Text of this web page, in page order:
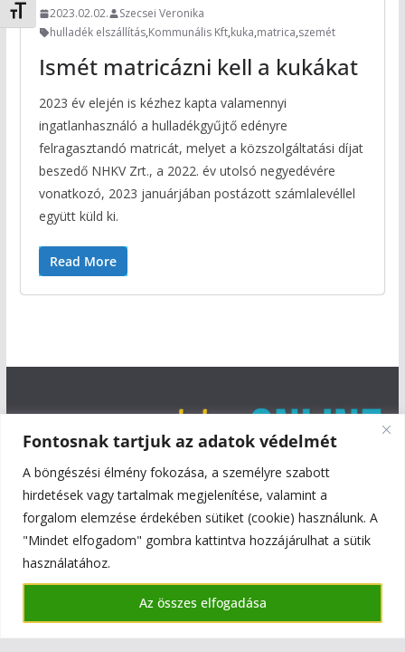
Fontosnak tartjuk az adatok védelmét
A böngészési élmény fokozása, a személyre szabott
hirdetések vagy tartalmak megjelenítése, valamint a
forgalom elemzése érdekében sütiket (cookie) használunk. A
"Mindet elfogadom" gombra kattintva hozzájárulhat a sütik
használatához.
Az összes elfogadása
Betűméret váltása
2023.02.02.
Szecsei Veronika
hulladék elszállítás,Kommunális Kft,kuka,matrica,szemét
Ismét matricázni kell a kukákat
2023 év elején is kézhez kapta valamennyi
ingatlanhasználó a hulladékgyűjtő edényre
felragasztandó matricát, melyet a közszolgáltatási díjat
beszedő NHKV Zrt., a 2022. év utolsó negyedévére
vonatkozó, 2023 januárjában postázott számlalevéllel
együtt küld ki.
Read More
Copyright © 2026Szentmiklós Online
Theme:ColorMagby ThemeGrill. Powered byWordPress.